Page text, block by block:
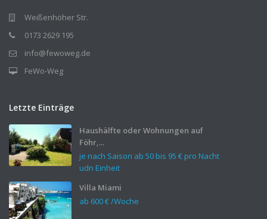
Weißenhöher Str.
0173 2629 195
info@fewoweg.de
FeWo-Weg
Letzte Einträge
Haushälfte oder Wohnungen auf
Föhr,...
je nach Saison ab 50 bis 95 € pro Nacht
udn Einheit
Villa Miami
ab 600 €/Woche